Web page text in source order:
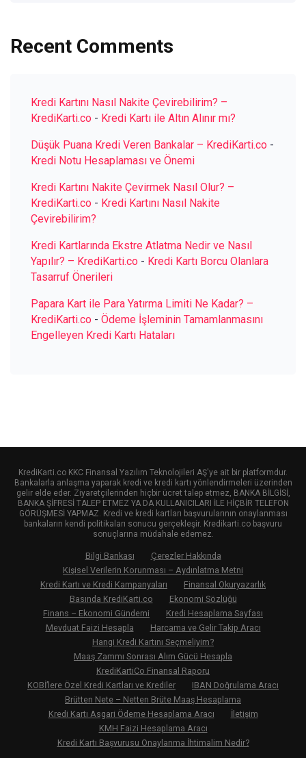
Recent Comments
Kredi Kartını Nasıl Nakite Çevirebilirim? –
KrediKarti.co - Kredi Kartı ile Altın Alınır mı?
Düşük Puana Kredi Veren Bankalar – KrediKarti.co -
Kredi Notu Hesaplaması ve Önemi
Kredi Kartını Nakite Çevirmek Nasıl Olur? –
KrediKarti.co - Kredi Kartını Nasıl Nakite
Çevirebilirim?
Kredi Kartlarında Ekstre Atlatma Nedir ve Nasıl
Yapılır? – KrediKarti.co - Kredi Kartı Borcu Olanlara
Tasarruf Önerileri
Papara Kart ile Para Yatırma Limiti Ne Kadar? –
KrediKarti.co - Ödeme İşleminin Tamamlanmasını
Engelleyen Kredi Kartı Hataları
KrediKarti.co KKC Finansal Yazılım Teknolojileri AŞ'ye ait bir platformdur.
Bankalarla anlaşma yaparak kredi ve kredi kartı yönlendirmeleri üzerinden
gelir elde eder. Ziyaretçilerinden hiçbir ücret talep etmez, BANKA BİLGİSİ,
BANKA ŞİFRESİ TALEP ETMEZ YA DA KULLANICILARI İLE HİÇBİR TELEFON
GÖRÜŞMESİ YAPMAZ. Kredi ve kredi kartları başvurularının onaylanması
bankaların kendi politikaları sonucu gerçekleşir. Kredikarti.co başvuru
sonuçlarına müdahale edemez.
Bilgi Bankası
Çerezler Hakkında
Kişisel Verilerin Korunması – Aydınlatma Metni
Kredi Kartı ve Kredi Kampanyaları
Finansal Okuryazarlık
Basında KrediKarti.co
Ekonomi Sözlüğü
Finans – Ekonomi Gündemi
Kredi Hesaplama Sayfası
Mevduat Faizi Hesapla
Harcama ve Gelir Takip Aracı
Hangi Kredi Kartını Seçmeliyim?
Maaş Zammı Sonrası Alım Gücü Hesapla
KrediKartiCo Finansal Raporu
KOBİ’lere Özel Kredi Kartları ve Krediler
IBAN Doğrulama Aracı
Brütten Nete – Netten Brüte Maaş Hesaplama
Kredi Kartı Asgari Ödeme Hesaplama Aracı
İletişim
KMH Faizi Hesaplama Aracı
Kredi Kartı Başvurusu Onaylanma İhtimalim Nedir?